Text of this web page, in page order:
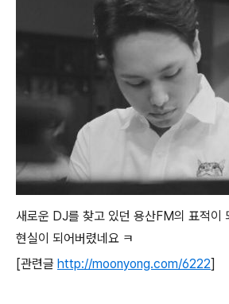
새로운 DJ를 찾고 있던 용산FM의 표적이
현실이 되어버렸네요 ㅋ
[관련글 http://moonyong.com/6222]